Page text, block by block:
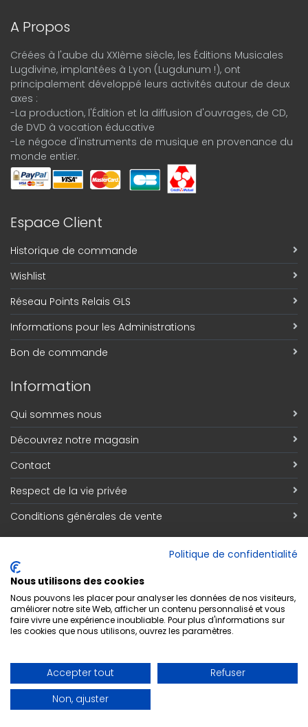
A Propos
Créées à l'aube du XXIème siècle, les Éditions Musicales
Lugdivine, implantées à Lyon (Lugdunum !), ont
principalement développé leurs activités autour de deux
axes :
-La production, l'Édition et la diffusion d'ouvrages, de CD,
de DVD à vocation éducative
-Le négoce d'instruments de musique en provenance du
monde entier.
Espace Client
Historique de commande
Wishlist
Réseau Points Relais GLS
Informations pour les Administrations
Bon de commande
Information
Qui sommes nous
Découvrez notre magasin
Contact
Respect de la vie privée
Conditions générales de vente
Adresse email
S'abonner
Politique de confidentialité
Nous utilisons des cookies
Nous pouvons les placer pour analyser les données de nos visiteurs,
améliorer notre site Web, afficher un contenu personnalisé et vous
faire vivre une expérience inoubliable. Pour plus d'informations sur
les cookies que nous utilisons, ouvrez les paramètres.
Accepter tout
Refuser
Non, ajuster